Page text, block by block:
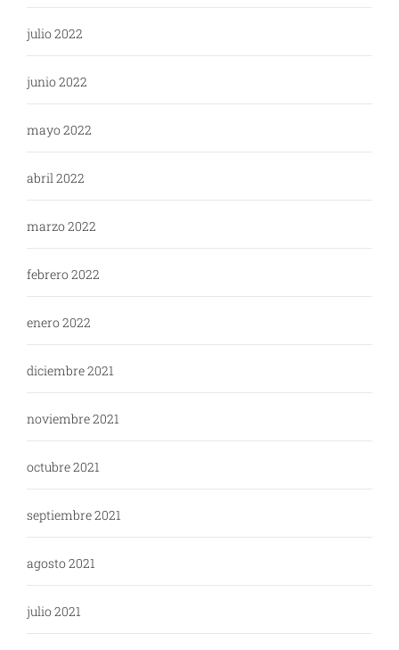
julio 2022
junio 2022
mayo 2022
abril 2022
marzo 2022
febrero 2022
enero 2022
diciembre 2021
noviembre 2021
octubre 2021
septiembre 2021
agosto 2021
julio 2021